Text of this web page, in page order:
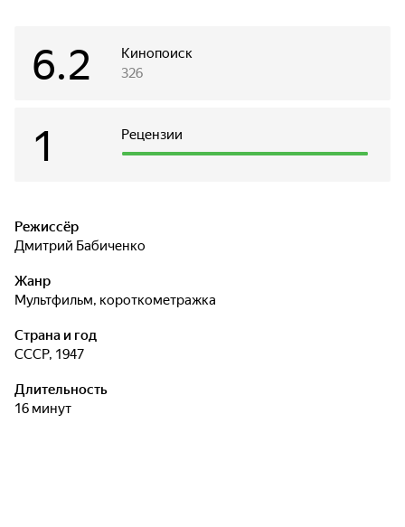
Кинопоиск
6.2 326
Рецензии
1
Режиссёр
Дмитрий Бабиченко
Жанр
мультфильм, короткометражка
Страна и год
СССР, 1947
Длительность
16 минут